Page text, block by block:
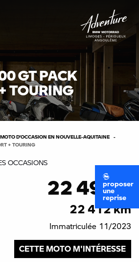
proposer
une
reprise
GT PACK
TOURING
D’OCCASION EN NOUVELLE-AQUITAINE
+ TOURING
OCCASIONS
22 490 €
22 412 km
Immatriculée 11/2023
CETTE MOTO M'INTÉRESSE